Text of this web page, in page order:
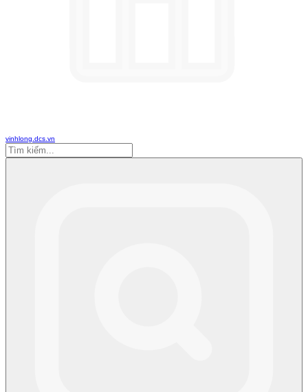
vinhlong.dcs.vn